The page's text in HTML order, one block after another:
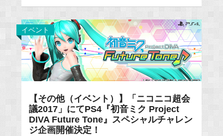
イベント
【その他（イベント）】「ニコニコ超会
議2017」にてPS4『初音ミク Project
DIVA Future Tone』スペシャルチャレン
ジ企画開催決定！